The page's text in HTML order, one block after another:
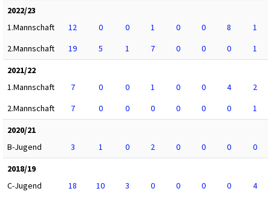
2022/23
1.Mannschaft
12 0 0 1 0 0 8
1
2.Mannschaft
19 5 1 7 0 0 0
1
2021/22
1.Mannschaft
7 0 0 1 0 0 4
2
2.Mannschaft
7 0 0 0 0 0 0
1
2020/21
B-Jugend
3 1 0 2 0 0 0
0
2018/19
C-Jugend
18 10 3 0 0 0 0
4